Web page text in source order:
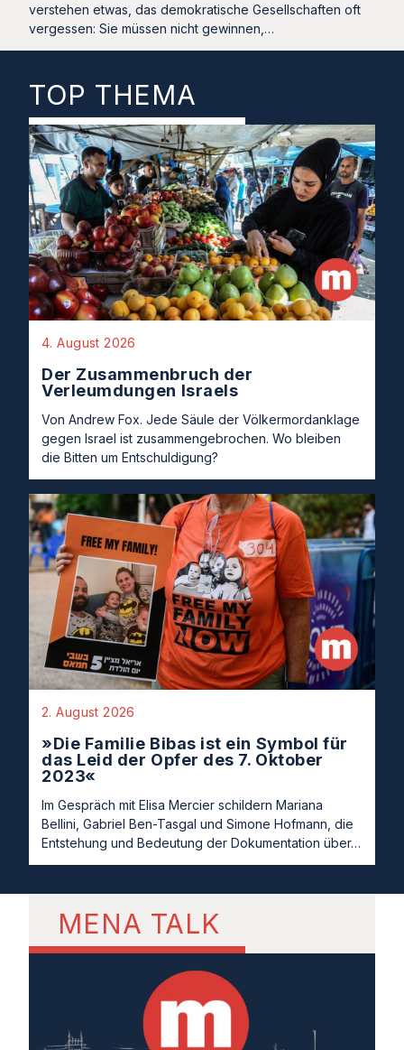
verstehen etwas, das demokratische Gesellschaften oft
vergessen: Sie müssen nicht gewinnen,…
TOP THEMA
4. August 2026
Der Zusammenbruch der
Verleumdungen Israels
Von Andrew Fox. Jede Säule der Völkermordanklage
gegen Israel ist zusammengebrochen. Wo bleiben
die Bitten um Entschuldigung?
2. August 2026
»Die Familie Bibas ist ein Symbol für
das Leid der Opfer des 7. Oktober
2023«
Im Gespräch mit Elisa Mercier schildern Mariana
Bellini, Gabriel Ben-Tasgal und Simone Hofmann, die
Entstehung und Bedeutung der Dokumentation über…
MENA TALK